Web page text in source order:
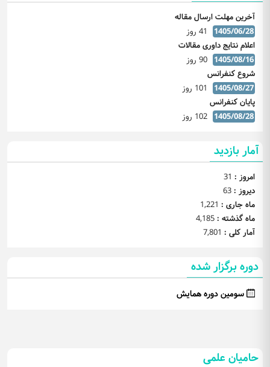
آخرین مهلت ارسال مقاله
1405/06/28
41 روز
اعلام نتایج داوری مقالات
1405/08/16 90 روز
شروع کنفرانس
1405/08/27
101 روز
پایان کنفرانس
1405/08/28 102 روز
آمار بازدید
امروز : 31
دیروز : 63
ماه جاری : 1,221
ماه گذشته : 4,185
آمار کلی : 7,801
دوره برگزار شده
سومین دوره همایش
حامیان علمی